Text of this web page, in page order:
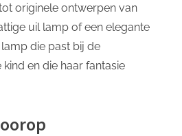
originele ontwerpen van
uil lamp of een elegante
die past bij de
en die haar fantasie